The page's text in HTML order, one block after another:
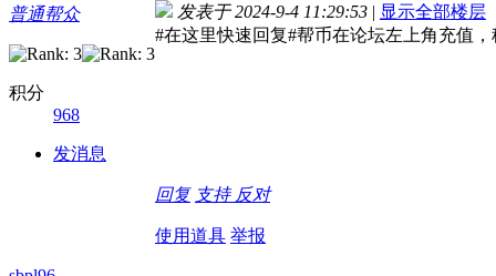
普通帮众
积分
968
发消息
发表于 2024-9-4 11:29:53 | 显示全部楼层
#在这里快速回复#帮币在论坛左上角充值
回复 支持 反对
使用道具 举报